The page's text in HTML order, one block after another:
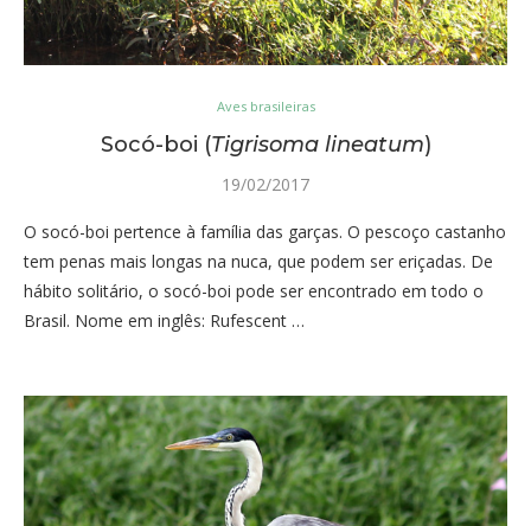
Aves brasileiras
Socó-boi (Tigrisoma lineatum)
19/02/2017
O socó-boi pertence à família das garças. O pescoço castanho
tem penas mais longas na nuca, que podem ser eriçadas. De
hábito solitário, o socó-boi pode ser encontrado em todo o
Brasil. Nome em inglês: Rufescent …